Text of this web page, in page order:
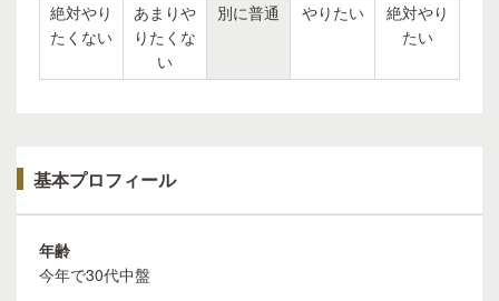
絶対やり
たくない
あまりや
りたくな
い
別に普通 やりたい
絶対やり
たい
基本プロフィール
年齢
今年で30代中盤